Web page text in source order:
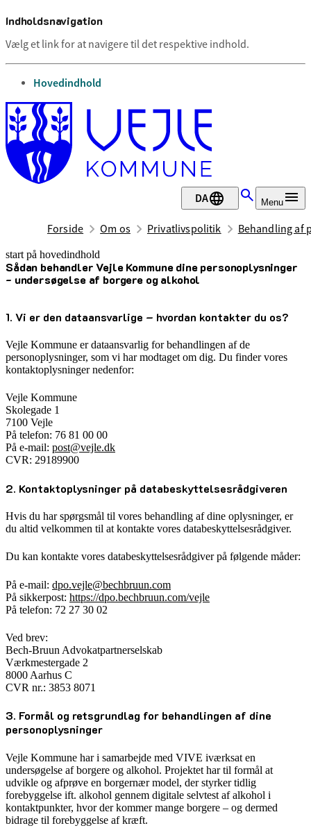
Indholdsnavigation
Vælg et link for at navigere til det respektive indhold.
gå til
Hovedindhold
DA Menu
Forside Om os Privatlivspolitik Behandling af
start på hovedindhold
Sådan behandler Vejle Kommune dine personoplysninger
- undersøgelse af borgere og alkohol
senest opdateret 22. april 2026
1. Vi er den dataansvarlige – hvordan kontakter du os?
Vejle Kommune er dataansvarlig for behandlingen af de
personoplysninger, som vi har modtaget om dig. Du finder vores
kontaktoplysninger nedenfor:
Vejle Kommune
Skolegade 1
7100 Vejle
På telefon: 76 81 00 00
På e-mail: post@vejle.dk
CVR: 29189900
2. Kontaktoplysninger på databeskyttelsesrådgiveren
Hvis du har spørgsmål til vores behandling af dine oplysninger, er
du altid velkommen til at kontakte vores databeskyttelsesrådgiver.
Du kan kontakte vores databeskyttelsesrådgiver på følgende måder:
På e-mail: dpo.vejle@bechbruun.com
På sikkerpost: https://dpo.bechbruun.com/vejle
På telefon: 72 27 30 02
Ved brev:
Bech-Bruun Advokatpartnerselskab
Værkmestergade 2
8000 Aarhus C
CVR nr.: 3853 8071
3. Formål og retsgrundlag for behandlingen af dine
personoplysninger
Vejle Kommune har i samarbejde med VIVE iværksat en
undersøgelse af borgere og alkohol. Projektet har til formål at
udvikle og afprøve en borgernær model, der styrker tidlig
forebyggelse ift. alkohol gennem digitale selvtest af alkohol i
kontaktpunkter, hvor der kommer mange borgere – og dermed
bidrage til forebyggelse af kræft.